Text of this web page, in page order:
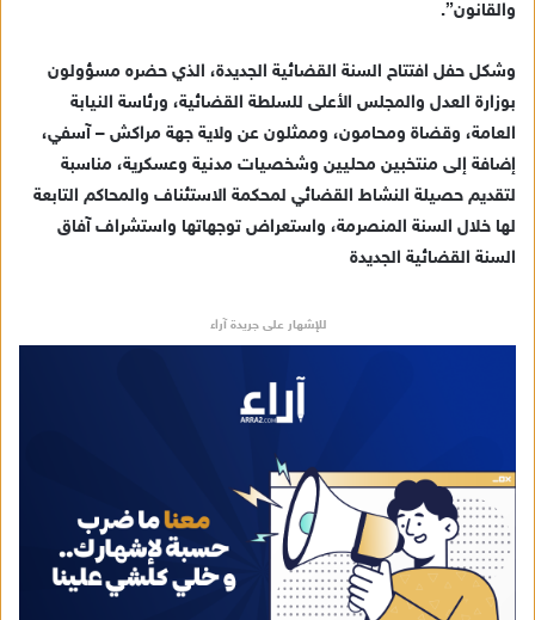
والقانون”.
وشكل حفل افتتاح السنة القضائية الجديدة، الذي حضره مسؤولون
بوزارة العدل والمجلس الأعلى للسلطة القضائية، ورئاسة النيابة
العامة، وقضاة ومحامون، وممثلون عن ولاية جهة مراكش – آسفي،
إضافة إلى منتخبين محليين وشخصيات مدنية وعسكرية، مناسبة
لتقديم حصيلة النشاط القضائي لمحكمة الاستئناف والمحاكم التابعة
لها خلال السنة المنصرمة، واستعراض توجهاتها واستشراف آفاق
السنة القضائية الجديدة
للإشهار على جريدة آراء